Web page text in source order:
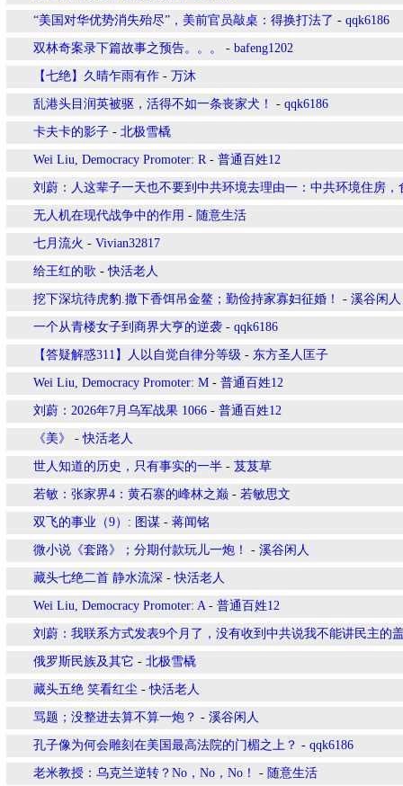
“美国对华优势消失殆尽”，美前官员敲桌：得换打法了 - qqk6186
双林奇案录下篇故事之预告。。。 - bafeng1202
【七绝】久晴乍雨有作 - 万沐
乱港头目润英被驱，活得不如一条丧家犬！ - qqk6186
卡夫卡的影子 - 北极雪橇
Wei Liu, Democracy Promoter: R- 普通百姓12
刘蔚：人这辈子一天也不要到中共环境去理由一：中共环境住房，
无人机在现代战争中的作用 - 随意生活
七月流火 - Vivian32817
给王红的歌 -快活老人
挖下深坑待虎豹.撒下香饵吊金鳌；勤俭持家寡妇征婚！ - 溪谷闲人
一个从青楼女子到商界大亨的逆袭 - qqk6186
【答疑解惑311】人以自觉自律分等级 - 东方圣人匡子
Wei Liu, Democracy Promoter: M - 普通百姓12
刘蔚：2026年7月乌军战果 1066 - 普通百姓12
《美》 -快活老人
世人知道的历史，只有事实的一半 - 芨芨草
若敏：张家界4：黄石寨的峰林之巅 - 若敏思文
双飞的事业（9）: 图谋 - 蒋闻铭
微小说《套路》；分期付款玩儿一炮！ - 溪谷闲人
藏头七绝二首 静水流深 -快活老人
Wei Liu, Democracy Promoter: A- 普通百姓12
刘蔚：我联系方式发表9个月了，没有收到中共说我不能讲民主的
俄罗斯民族及其它 - 北极雪橇
藏头五绝 笑看红尘 -快活老人
骂题；没整进去算不算一炮？ - 溪谷闲人
孔子像为何会雕刻在美国最高法院的门楣之上？ - qqk6186
老米教授：乌克兰逆转？No，No，No！ - 随意生活